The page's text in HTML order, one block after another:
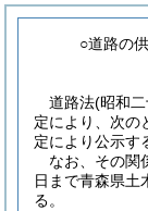
○道路の
道路法(昭和
定により、次の
定により公示す
なお、その関
日まで青森県土
る。